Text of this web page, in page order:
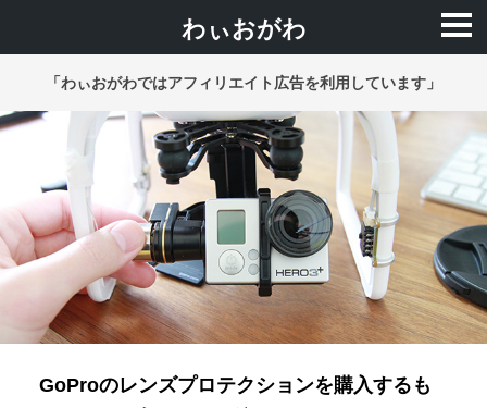
わぃおがわ
「わぃおがわではアフィリエイト広告を利用しています」
GoProのレンズプロテクションを購入するも